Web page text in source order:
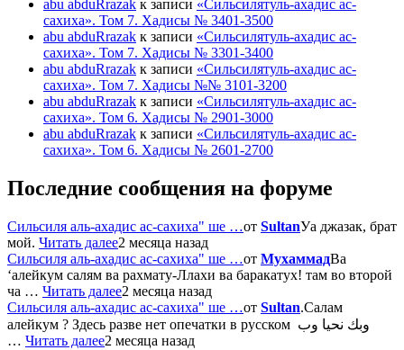
abu abduRrazak к записи «Сильсилятуль-ахадис ас-
сахиха». Том 7. Хадисы № 3401-3500
abu abduRrazak к записи «Сильсилятуль-ахадис ас-
сахиха». Том 7. Хадисы № 3301-3400
abu abduRrazak к записи «Сильсилятуль-ахадис ас-
сахиха». Том 7. Хадисы №№ 3101-3200
abu abduRrazak к записи «Сильсилятуль-ахадис ас-
сахиха». Том 6. Хадисы № 2901-3000
abu abduRrazak к записи «Сильсилятуль-ахадис ас-
сахиха». Том 6. Хадисы № 2601-2700
Последние сообщения на форуме
Сильсиля аль-ахадис ас-сахиха" ше …от SultanУа джазак, брат
мой. Читать далее2 месяца назад
Сильсиля аль-ахадис ас-сахиха" ше …от МухаммадВа
‘алейкум салям ва рахмату-Ллахи ва баракатух! там во второй
ча … Читать далее2 месяца назад
Сильсиля аль-ахадис ас-сахиха" ше …от Sultan.Салам
алейкум ? Здесь разве нет опечатки в русском وبك نحيا وب
… Читать далее2 месяца назад